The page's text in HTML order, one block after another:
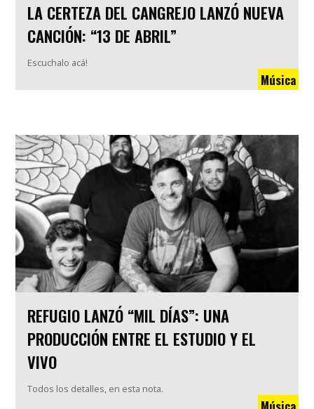
LA CERTEZA DEL CANGREJO LANZÓ NUEVA
CANCIÓN: “13 DE ABRIL”
Escuchalo acá!
Música
REFUGIO LANZÓ “MIL DÍAS”: UNA
PRODUCCIÓN ENTRE EL ESTUDIO Y EL
VIVO
Todos los detalles, en esta nota.